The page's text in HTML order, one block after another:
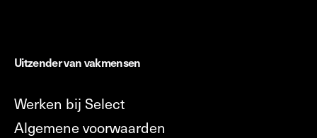
Uitzender van vakmensen
Werken bij Select
Algemene voorwaarden